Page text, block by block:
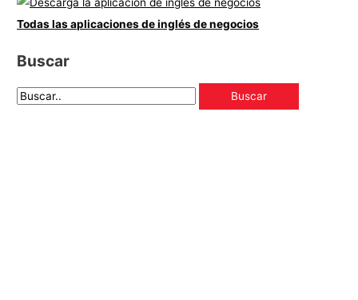
Todas las aplicaciones de inglés de negocios
Buscar